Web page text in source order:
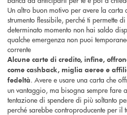
Un altro buon motivo per avere la carta
strumento flessibile, perché ti permette
determinato momento non hai saldo
qualche emergenza non puoi
corrente
Alcune carte di credito, infine,
come cashback, miglia aeree e
fedeltà. Avere e usare una carta che
un vantaggio, ma bisogna sempre fare
tentazione di spendere di più soltanto
perché sarebbe controproducente per il